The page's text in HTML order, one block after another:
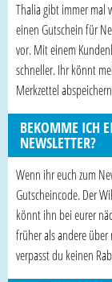
Thalia gibt immer mal
einen Gutschein für
vor. Mit einem
schneller. Ihr könnt
Merkzettel
BEKOMME ICH
NEWSLETTER?
Wenn ihr euch zum
Gutscheincode. Der
könnt ihn bei eurer
früher als andere
verpasst du keinen